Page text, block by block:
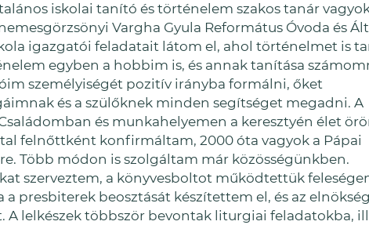
iskolai tanító és történelem szakos tanár
Vargha Gyula Református Óvoda és
igazgatói feladatait látom el, ahol történelmet is
egyben a hobbim is, és annak tanítása
személyiségét pozitív irányba formálni, őket
és a szülőknek minden segítséget megadni. A
és munkahelyemen a keresztyén élet
felnőttként konfirmáltam, 2000 óta vagyok a Pápai
Több módon is szolgáltam már közösségünkben.
szerveztem, a könyvesboltot működtettük
presbiterek beosztását készítettem el, és az
A lelkészek többször bevontak liturgiai feladatokba,